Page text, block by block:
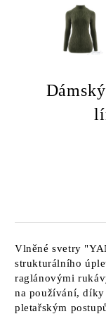
Vlněné svetry
strukturálního
raglánovými
na používání, díky
pletařským